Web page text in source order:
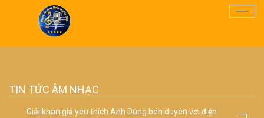
Điều
TIN TỨC ÂM NHẠC
Giải khán giả yêu thích Anh Dũng bén duyên với điện